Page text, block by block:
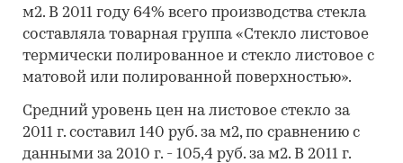
м2. В 2011 году 64% всего производства стекла
составляла товарная группа «Стекло листовое
термически полированное и стекло листовое с
матовой или полированной поверхностью».
Средний уровень цен на листовое стекло за
2011 г. составил 140 руб. за м2, по сравнению с
данными за 2010 г. - 105,4 руб. за м2. В 2011 г.